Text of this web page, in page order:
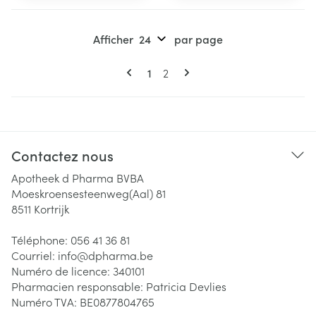
Pages
Vous lisez actuellement la page
1 Page
2
Afficher par page
Contactez nous
Apotheek d Pharma BVBA
Moeskroensesteenweg(Aal) 81
8511 Kortrijk
Téléphone: 056 41 36 81
Courriel: info@dpharma.be
Numéro de licence: 340101
Pharmacien responsable: Patricia Devlies
Numéro TVA: BE0877804765